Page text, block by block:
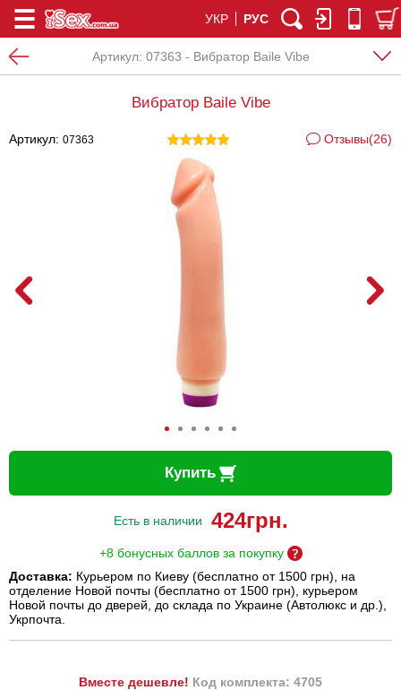
УКР РУС
Артикул: 07363 - Вибратор Baile Vibe
Вибратор Baile Vibe
Артикул: 07363 Отзывы(26)
Купить
Есть в наличии 424грн.
+8 бонусных баллов за покупку
Доставка: Курьером по Киеву (бесплатно от 1500 грн), на
отделение Новой почты (бесплатно от 1500 грн), курьером
Новой почты до дверей, до склада по Украине (Автолюкс и др.),
Укрпочта.
Вместе дешевле! Код комплекта: 4705